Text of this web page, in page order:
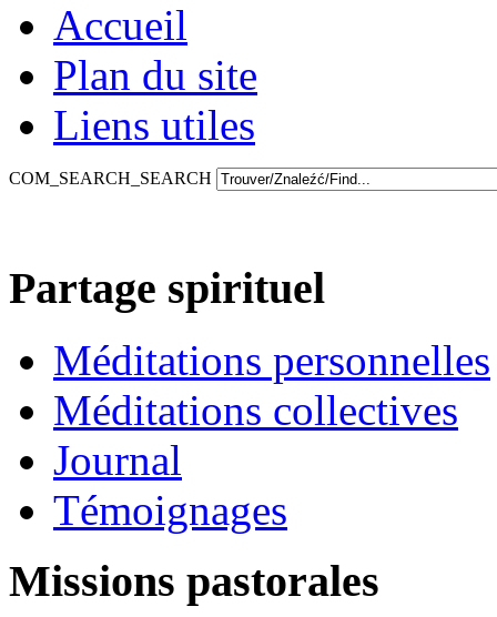
Accueil
Plan du site
Liens utiles
COM_SEARCH_SEARCH
Partage spirituel
Méditations personnelles
Méditations collectives
Journal
Témoignages
Missions pastorales